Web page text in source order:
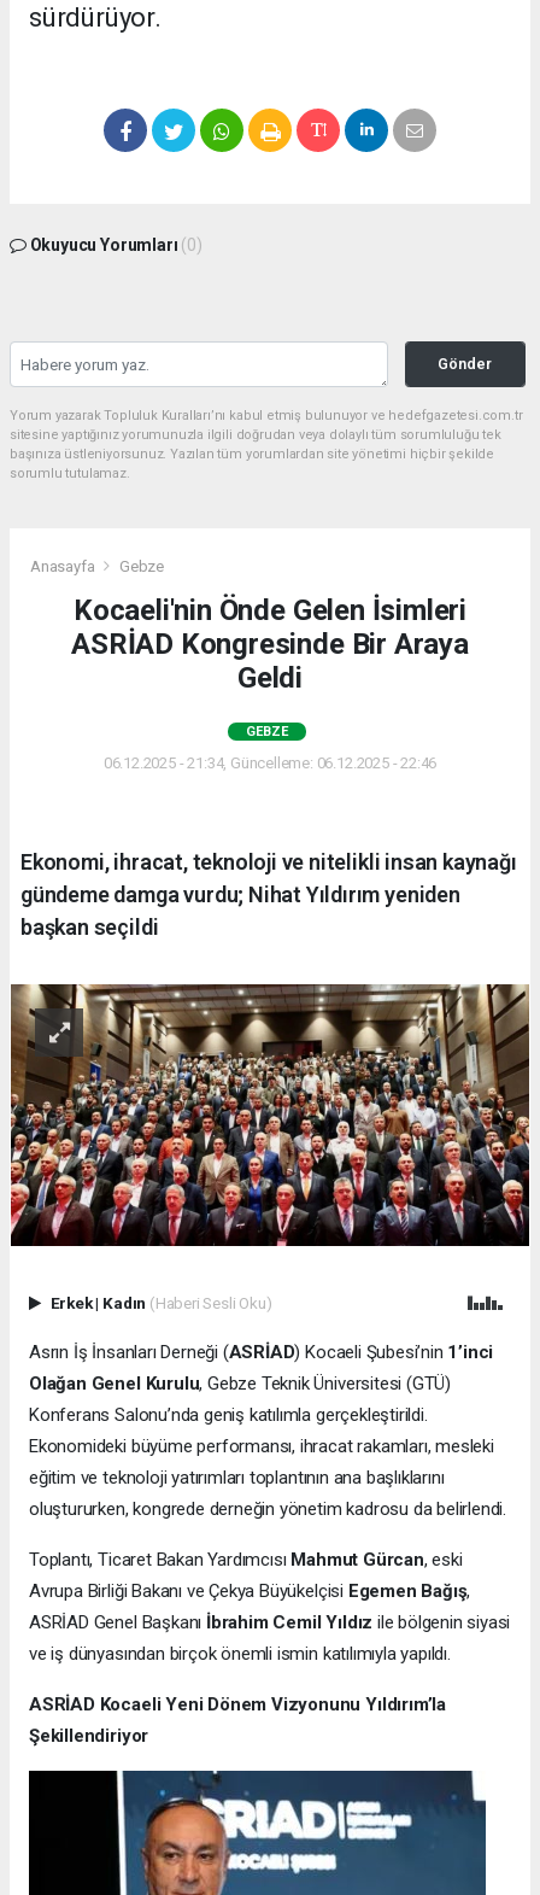
sürdürüyor.
Okuyucu Yorumları (0)
Gönder
Yorum yazarak Topluluk Kuralları’nı kabul etmiş bulunuyor ve hedefgazetesi.com.tr
sitesine yaptığınız yorumunuzla ilgili doğrudan veya dolaylı tüm sorumluluğu tek
başınıza üstleniyorsunuz. Yazılan tüm yorumlardan site yönetimi hiçbir şekilde
sorumlu tutulamaz.
Anasayfa Gebze
Kocaeli'nin Önde Gelen İsimleri
ASRİAD Kongresinde Bir Araya
Geldi
GEBZE
06.12.2025 - 21:34, Güncelleme: 06.12.2025 - 22:46
Ekonomi, ihracat, teknoloji ve nitelikli insan kaynağı
gündeme damga vurdu; Nihat Yıldırım yeniden
başkan seçildi
Erkek| Kadın (Haberi Sesli Oku)
Asrın İş İnsanları Derneği (ASRİAD) Kocaeli Şubesi’nin 1’inci
Olağan Genel Kurulu, Gebze Teknik Üniversitesi (GTÜ)
Konferans Salonu’nda geniş katılımla gerçekleştirildi.
Ekonomideki büyüme performansı, ihracat rakamları, mesleki
eğitim ve teknoloji yatırımları toplantının ana başlıklarını
oluştururken, kongrede derneğin yönetim kadrosu da belirlendi.
Toplantı, Ticaret Bakan Yardımcısı Mahmut Gürcan, eski
Avrupa Birliği Bakanı ve Çekya Büyükelçisi Egemen Bağış,
ASRİAD Genel Başkanı İbrahim Cemil Yıldız ile bölgenin siyasi
ve iş dünyasından birçok önemli ismin katılımıyla yapıldı.
ASRİAD Kocaeli Yeni Dönem Vizyonunu Yıldırım’la
Şekillendiriyor